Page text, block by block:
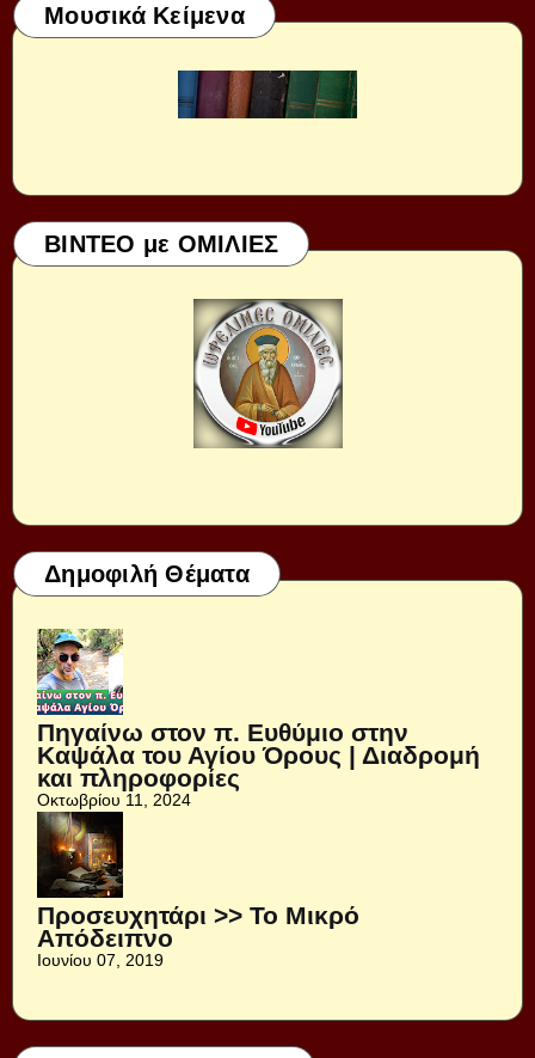
Μουσικά Κείμενα
ΒΙΝΤΕΟ με ΟΜΙΛΙΕΣ
Δημοφιλή Θέματα
Πηγαίνω στον π. Ευθύμιο στην
Καψάλα του Αγίου Όρους | Διαδρομή
και πληροφορίες
Οκτωβρίου 11, 2024
Προσευχητάρι >> Το Μικρό
Απόδειπνο
Ιουνίου 07, 2019